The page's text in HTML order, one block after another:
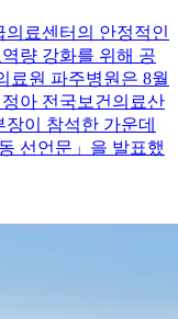
료센터의 안정적인
량 강화를 위해 공
료원 파주병원은 8월
아 전국보건의료산
이 참석한 가운데
선언문」을 발표했